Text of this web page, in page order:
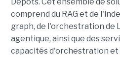
Dépôts. Cet ensemble de
comprend du RAG et de
graph, de l'orchestration de
agentique, ainsi que des
capacités d'orchestration et